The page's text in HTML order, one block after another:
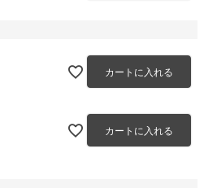
カートに入れる
カートに入れる